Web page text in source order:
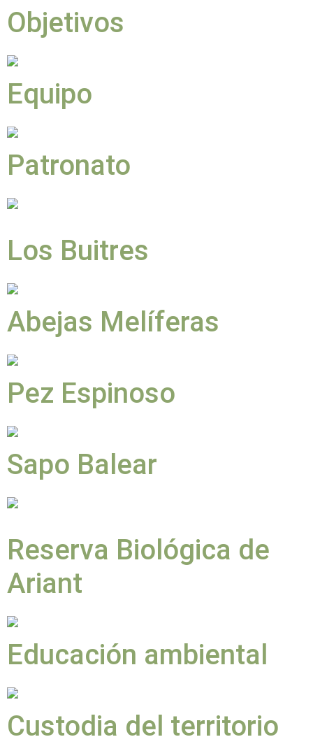
Objetivos
Equipo
Patronato
Los Buitres
Abejas Melíferas
Pez Espinoso
Sapo Balear
Reserva Biológica de
Ariant
Educación ambiental
Custodia del territorio